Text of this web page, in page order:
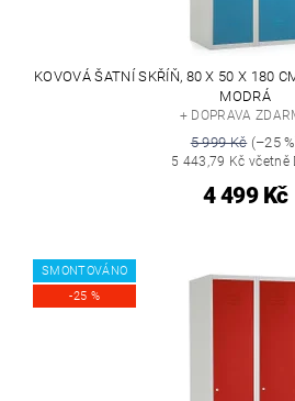
KOVOVÁ ŠATNÍ SKŘÍŇ, 80 X 50 X 180
MODRÁ
+ DOPRAVA
5 999 Kč(–25
5 443,79 Kč včetně
4 499 Kč
SMONTOVÁNO
-25 %